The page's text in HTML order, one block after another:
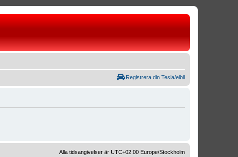
Registrera din Tesla/elbil
Alla tidsangivelser är UTC+02:00 Europe/Stockholm